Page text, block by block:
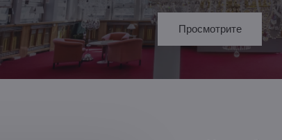
Просмотрите